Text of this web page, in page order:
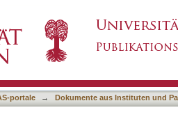
Christentum;
portale → Dokumente aus Instituten und